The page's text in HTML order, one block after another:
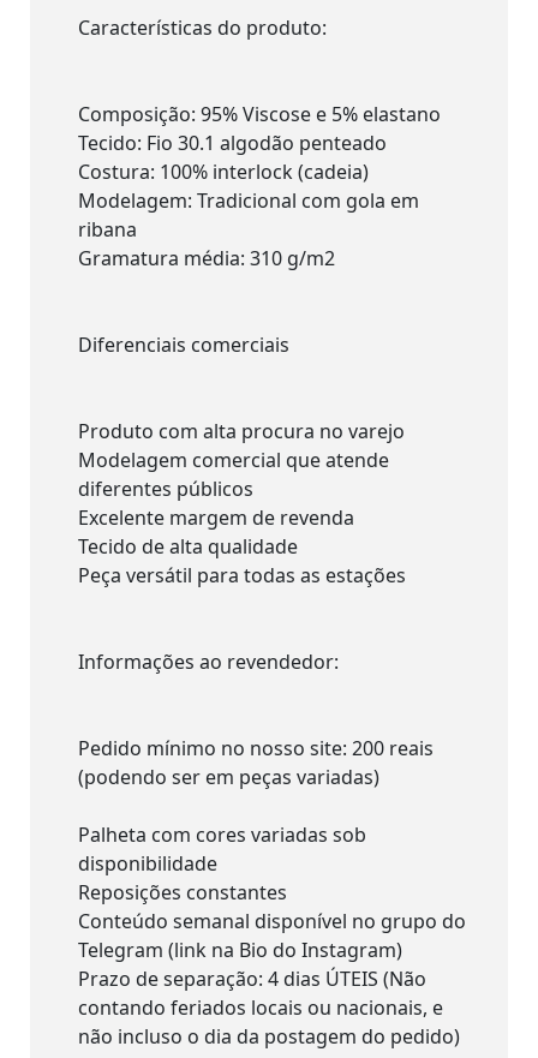
Características do produto:
Composição: 95% Viscose e 5% elastano
Tecido: Fio 30.1 algodão penteado
Costura: 100% interlock (cadeia)
Modelagem: Tradicional com gola em
ribana
Gramatura média: 310 g/m2
Diferenciais comerciais
Produto com alta procura no varejo
Modelagem comercial que atende
diferentes públicos
Excelente margem de revenda
Tecido de alta qualidade
Peça versátil para todas as estações
Informações ao revendedor:
Pedido mínimo no nosso site: 200 reais
(podendo ser em peças variadas)
Palheta com cores variadas sob
disponibilidade
Reposições constantes
Conteúdo semanal disponível no grupo do
Telegram (link na Bio do Instagram)
Prazo de separação: 4 dias ÚTEIS (Não
contando feriados locais ou nacionais, e
não incluso o dia da postagem do pedido)